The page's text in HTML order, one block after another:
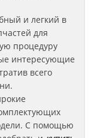
и легкий в
для
процедуру
интересующие
всего
С помощью